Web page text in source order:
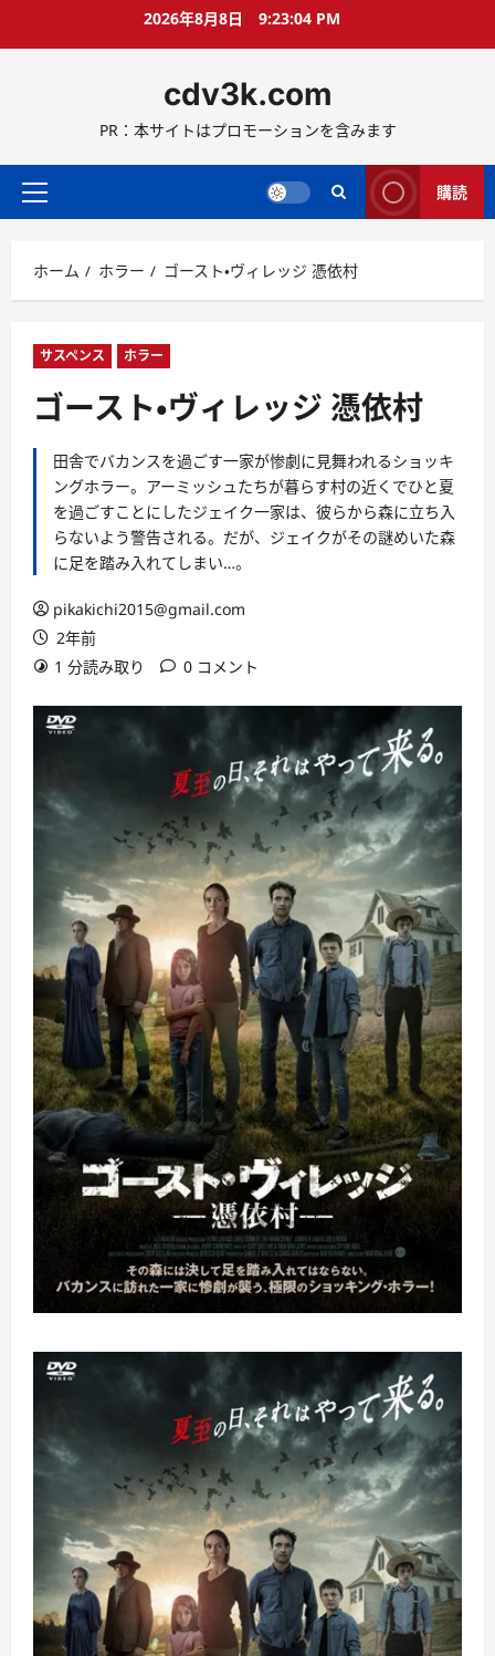
ス
ッ
2026年8月8日 9:23:05 PM
cdv3k.com
PR：本サイトはプロモーションを含みます
メ
メ
ニ
ー
購読
ホーム ホラー ゴースト・ヴィレッジ 憑依村
サスペンス ホラー
ゴースト・ヴィレッジ 憑依村
田舎でバカンスを過ごす一家が惨劇に見舞われるショッキ
ングホラー。アーミッシュたちが暮らす村の近くでひと夏
を過ごすことにしたジェイク一家は、彼らから森に立ち入
らないよう警告される。だが、ジェイクがその謎めいた森
に足を踏み入れてしまい…。
pikakichi2015@gmail.com
2年前
1 分読み取り
0 コメント